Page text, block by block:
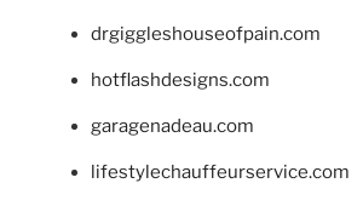
drgiggleshouseofpain.com
hotflashdesigns.com
garagenadeau.com
lifestylechauffeurservice.com